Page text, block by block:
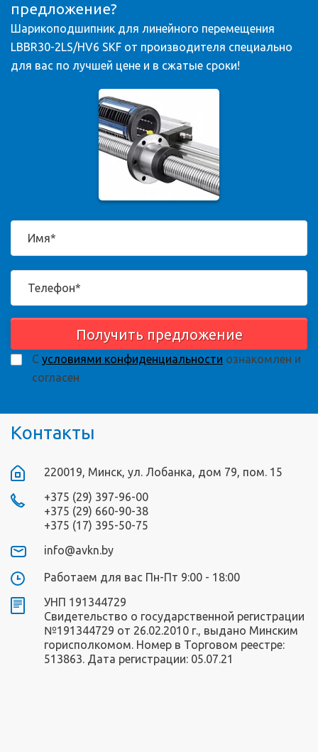
предложение?
Шарикоподшипник для линейного перемещения
LBBR30-2LS/HV6 SKF от производителя специально
для вас по лучшей цене и в сжатые сроки!
Получить предложение
С условиями конфиденциальности ознакомлен и
согласен
Контакты
220019, Минск, ул. Лобанка, дом 79, пом. 15
+375 (29) 397-96-00
+375 (29) 660-90-38
+375 (17) 395-50-75
info@avkn.by
Работаем для вас Пн-Пт 9:00 - 18:00
УНП 191344729
Свидетельство о государственной регистрации
№191344729 от 26.02.2010 г., выдано Минским
горисполкомом. Номер в Торговом реестре:
513863. Дата регистрации: 05.07.21